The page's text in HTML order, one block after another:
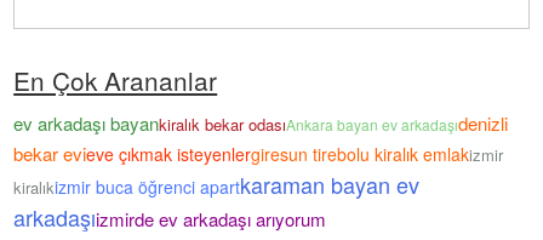
En Çok Arananlar
ev arkadaşı bayankiralık bekar odasıAnkara bayan ev arkadaşıdenizli
bekar evieve çıkmak isteyenlergiresun tirebolu kiralık emlakizmir
kiralıkizmir buca öğrenci apartkaraman bayan ev
arkadaşıizmirde ev arkadaşı arıyorum